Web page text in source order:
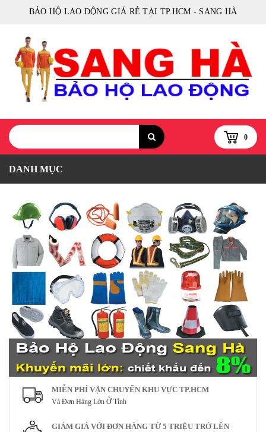
BẢO HỘ LAO ĐỘNG GIÁ RẺ TẠI TP.HCM - SANG HÀ
0
DANH MỤC
MIỄN PHÍ VẬN CHUYỂN KHU VỰC TP.HCM
Và Đơn Hàng Lớn Ở Tỉnh
GIẢM GIÁ VỚI ĐƠN HÀNG TỪ 5 TRIỆU TRỞ LÊN